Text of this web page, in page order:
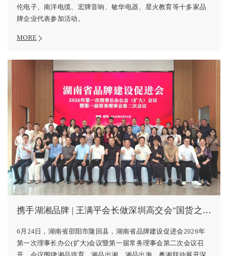
伦电子、南洋电缆、宏牌音响、敏华电器、星火教育等十多家品
牌企业代表参加活动。
MORE
携手湖湘品牌 | 王满平会长做深圳高交会"国货之光精品展"推介
6月24日，湖南省邵阳市隆回县，湖南省品牌建设促进会2026年
第一次理事长办公(扩大)会议暨第一届常务理事会第二次会议召